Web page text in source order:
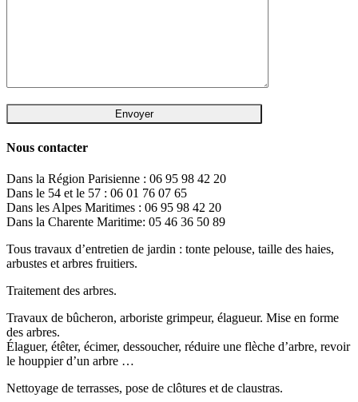
Nous contacter
Dans la Région Parisienne : 06 95 98 42 20
Dans le 54 et le 57 : 06 01 76 07 65
Dans les Alpes Maritimes : 06 95 98 42 20
Dans la Charente Maritime: 05 46 36 50 89
Tous travaux d’entretien de jardin : tonte pelouse, taille des haies,
arbustes et arbres fruitiers.
Traitement des arbres.
Travaux de bûcheron, arboriste grimpeur, élagueur. Mise en forme
des arbres.
Élaguer, étêter, écimer, dessoucher, réduire une flèche d’arbre, revoir
le houppier d’un arbre …
Nettoyage de terrasses, pose de clôtures et de claustras.